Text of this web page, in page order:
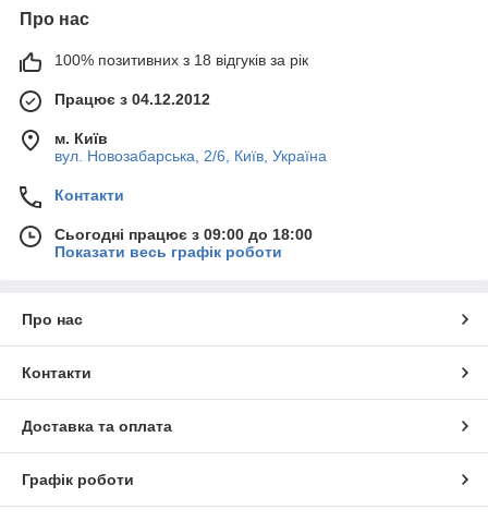
Про нас
100% позитивних з 18 відгуків за рік
Працює з 04.12.2012
м. Київ
вул. Новозабарська, 2/6, Київ, Україна
Контакти
Сьогодні працює з 09:00 до 18:00
Показати весь графік роботи
Про нас
Контакти
Доставка та оплата
Графік роботи